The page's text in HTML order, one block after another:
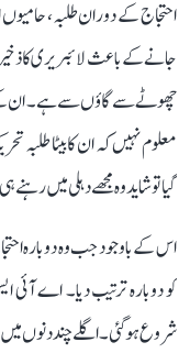
احتجاج کے دوران طلبہ،
جانے کے باعث لائبریری کا
چھوٹے سے گاؤں سے ہے۔ ان کے
معلوم نہیں کہ ان کا بیٹا
گیا تو شاید وہ مجھے دہلی میں رہنے
اس کے باوجود جب وہ دوبارہ
کو دوبارہ ترتیب دیا۔ اے آئی
شروع ہو گئی۔ اگلے چند دنوں میں رجسٹر میں 1,500 نئی